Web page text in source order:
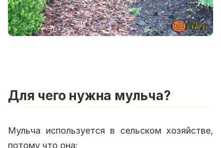
Для чего нужна мульча?
Мульча используется в сельском хозяйстве,
потому что она: